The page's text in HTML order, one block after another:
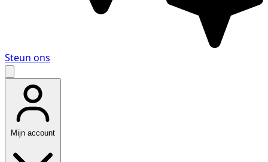
Steun ons
Mijn account